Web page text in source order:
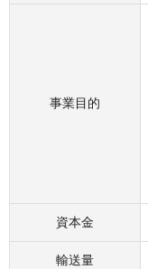
事業目的
資本金
輸送量